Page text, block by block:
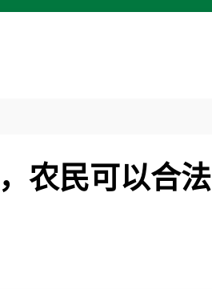
农民可以合法